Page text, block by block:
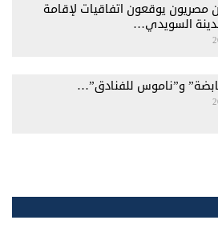
مصريون يوقعون اتفاقيات لإقامة
السويدي…
و”ناموس للفنادق”…